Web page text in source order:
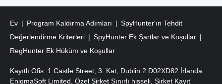
Ev Program Kaldırma Adımları
SpyHunter'ın Tehdit
Değerlendirme Kriterleri
SpyHunter Ek Şartlar ve Koşullar
RegHunter Ek Hüküm ve Koşullar
Kayıtlı Ofis: 1 Castle Street, 3. Kat, Dublin 2 D02XD82 İrlanda.
EnigmaSoft Limited, Özel Şirket Sınırlı hisseli, Şirket Kayıt